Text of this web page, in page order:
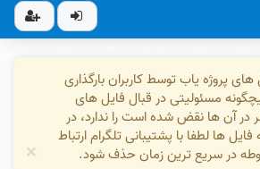
پروژه یاب توسط کاربران بارگذاری
مسئولیتی در قبال فایل های
آن ها نقض شده است را ندارد، در
ها لطفا با پشتیبانی تلگرام ارتباط
در سریع ترین زمان حذف شود.
×